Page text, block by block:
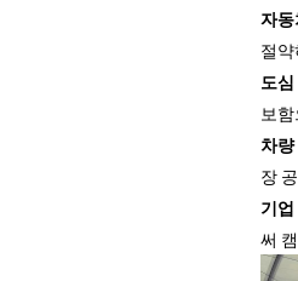
자동
절
도
보
차
장
기
써